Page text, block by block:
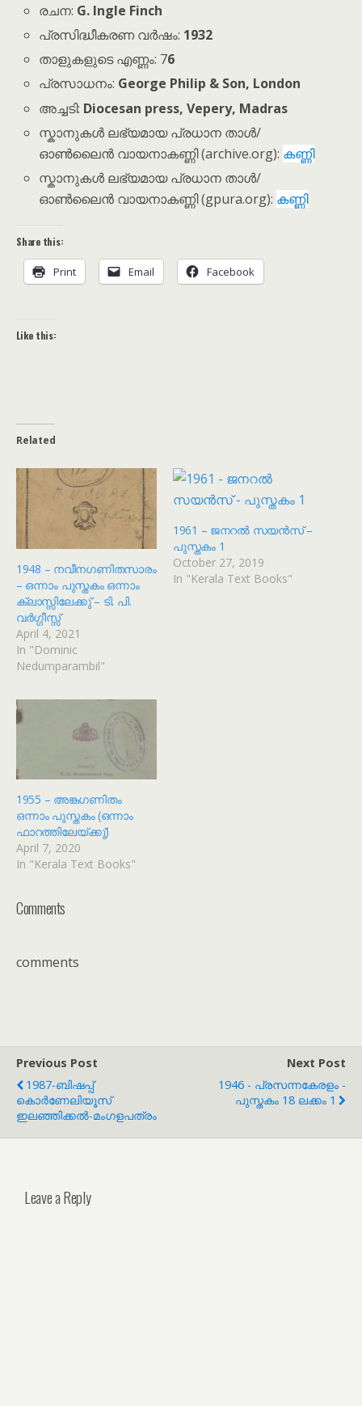
രചന: G. Ingle Finch
പ്രസിദ്ധീകരണ വർഷം: 1932
താളുകളുടെ എണ്ണം: 76
പ്രസാധനം: George Philip & Son, London
അച്ചടി: Diocesan press, Vepery, Madras
സ്കാനുകൾ ലഭ്യമായ പ്രധാന താൾ/
ഓൺലൈൻ വായനാകണ്ണി (archive.org): കണ്ണി
സ്കാനുകൾ ലഭ്യമായ പ്രധാന താൾ/
ഓൺലൈൻ വായനാകണ്ണി (gpura.org): കണ്ണി
Share this:
Print Email Facebook
Like this:
Related
1948 – നവീനഗണിതസാരം
– ഒന്നാം പുസ്തകം ഒന്നാം
ക്ലാസ്സിലേക്കു് – ടി. പി.
വർഗ്ഗീസ്സ്
April 4, 2021
In "Dominic
Nedumparambil"
1961 – ജനറൽ സയൻസ് –
പുസ്തകം 1
October 27, 2019
In "Kerala Text Books"
1955 – അങ്കഗണിതം
ഒന്നാം പുസ്തകം (ഒന്നാം
ഫാറത്തിലേയ്ക്കു്)
April 7, 2020
In "Kerala Text Books"
Comments
comments
Previous Post
1987-ബിഷപ്പ്
കൊര്‍ണേലിയൂസ്
ഇലഞ്ഞിക്കല്‍-മംഗളപത്രം
Next Post
1946 - പ്രസന്നകേരളം -
പുസ്തകം 18 ലക്കം 1
Leave a Reply